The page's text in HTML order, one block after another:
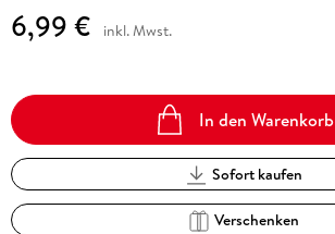
6,99 € inkl. Mwst.
In den Warenkorb
Sofort kaufen
Verschenken